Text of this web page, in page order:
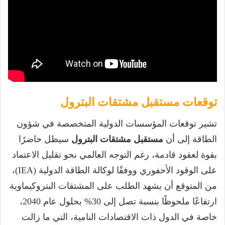
توقعات مستقبل مشتقات البترول
تشير توقعات المؤسسات الدولية المتخصصة في شؤون
الطاقة إلى أن مستقبل مشتقات البترول سيظل حاضرًا
بقوة لعقود قادمة، رغم التوجه العالمي نحو تقليل الاعتماد
على الوقود الأحفوري ووفقًا لوكالة الطاقة الدولية (IEA)،
من المتوقع أن يشهد الطلب على المشتقات البتروكيماوية
ارتفاعًا ملحوظًا بنسبة تصل إلى 30% بحلول عام 2040،
خاصة في الدول ذات الاقتصادات النامية، التي ما زالت